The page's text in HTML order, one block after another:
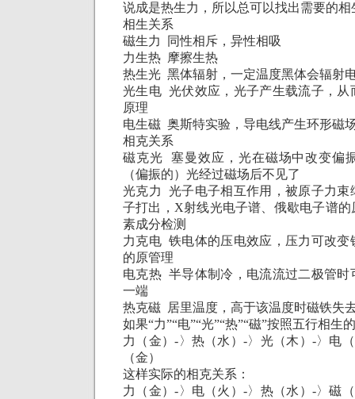
说成是热生力，所以总可以找出需要的相
相生关系
磁生力 同性相斥，异性相吸
力生热 摩擦生热
热生光 黑体辐射，一定温度黑体会辐射
光生电 光伏效应，光子产生载流子，从
原理
电生磁 奥斯特实验，导电线产生环形磁
相克关系
磁克光 塞曼效应，光在磁场中改变偏
（偏振的）光经过磁场后不见了
光克力 光子电子相互作用，被原子力束
子打出， X射线光电子谱、俄歇电子谱
素成分检测
力克电 铁电体的压电效应，压力可改变
的原管理
电克热 半导体制冷，电流流过二极管时
一端
热克磁 居里温度，高于该温度时磁铁失
如果“力”“电”“光”“热”“磁”按照五行相生
力（金）-〉热（水）-〉光（木） -〉电
（金）
这样实际的相克关系：
力（金）-〉电（火）-〉热（水） -〉磁